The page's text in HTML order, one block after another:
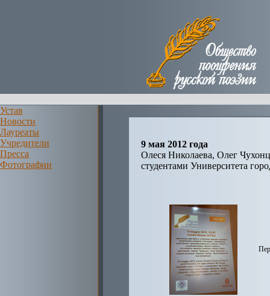
Устав
Новости
Лауреаты
Учредители
Пресса
Фотографии
9 мая 2012 года
Олеся Николаева, Олег
студентами Университета